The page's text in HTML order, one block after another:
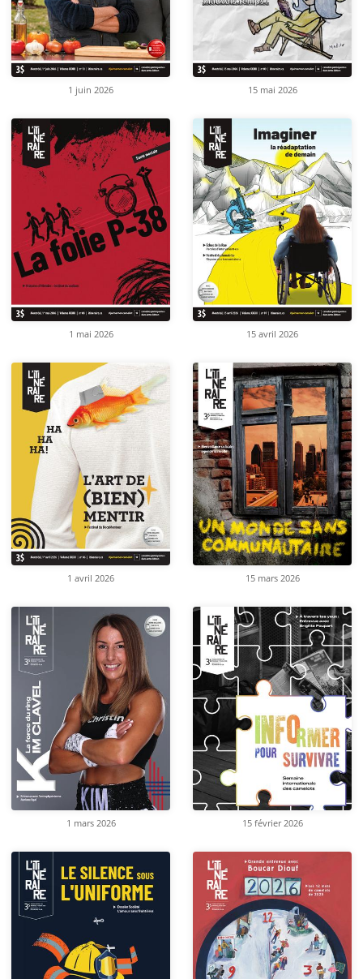
1 juin 2026 15 mai 2026
1 mai 2026 15 avril 2026
1 avril 2026 15 mars 2026
1 mars 2026 15 février 2026